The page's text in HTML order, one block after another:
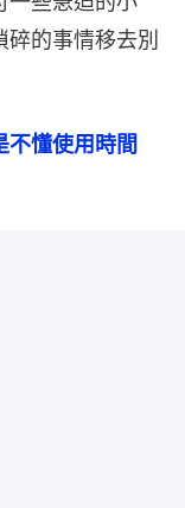
的事情移去別
不懂使用時間